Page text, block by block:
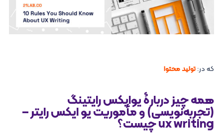
که در:تولید محتوا
همه چیز دربارۀ یوایکس رایتینگ
(تجربه‌نویسی) و مأموریت یو ایکس رایتر –
ux writing چیست؟